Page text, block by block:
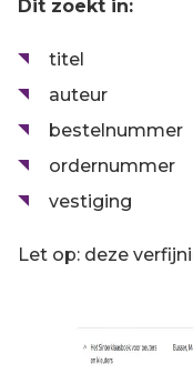
Dit zoekt in:
titel
auteur
bestelnummer
ordernummer
vestiging
Let op: deze